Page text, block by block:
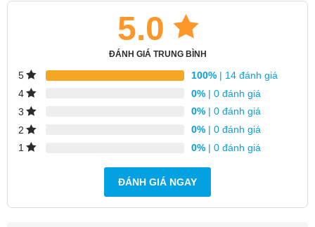
Tự động nhận diện thảm & làm sạch tạm
: Linh hoạt dọn dẹp lại khu vực chưa sạch
và tự động tăng lực hút khi lên thảm.
Lực hút HyperForce 13.000 Pa ấn tượng, làm
sạch sâu khe kẽ và thảm
5.0
ĐÁNH GIÁ TRUNG BÌNH
5 100% | 14 đánh giá
4
0% | 0 đánh giá
3
0% | 0 đánh giá
2
0% | 0 đánh giá
1
0% | 0 đánh giá
ĐÁNH GIÁ NGAY